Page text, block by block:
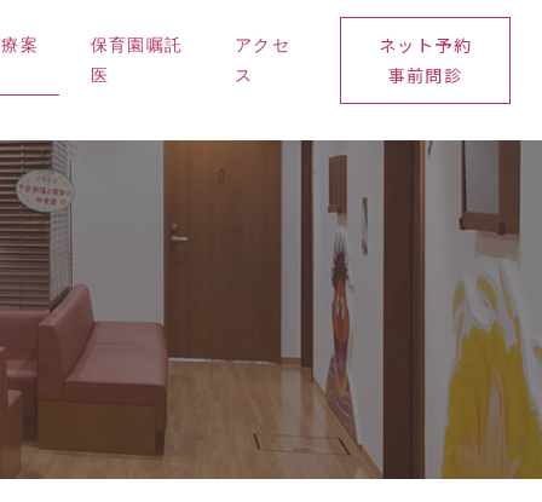
案
保育園嘱託
医
アクセ
ス
ネット予約
事前問診